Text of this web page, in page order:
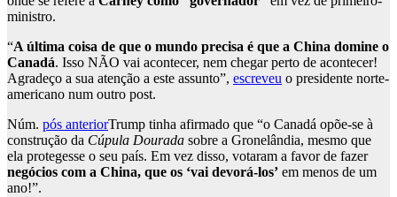
ministro.
“A última coisa de que o mundo precisa é que a China domine o
Canadá. Isso NÃO vai acontecer, nem chegar perto de acontecer!
Agradeço a sua atenção a este assunto”, escreveu o presidente norte-
americano num outro post.
Núm. pós anteriorTrump tinha afirmado que “o Canadá opõe-se à
construção da Cúpula Dourada sobre a Gronelândia, mesmo que
ela protegesse o seu país. Em vez disso, votaram a favor de fazer
negócios com a China, que os ‘vai devorá-los’ em menos de um
ano!”.